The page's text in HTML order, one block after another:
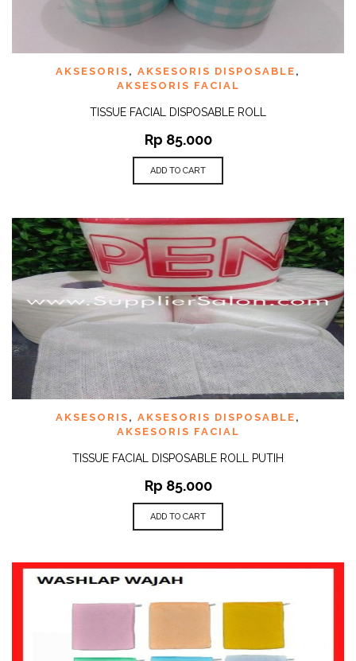
AKSESORIS , AKSESORIS DISPOSABLE ,
AKSESORIS FACIAL
TISSUE FACIAL DISPOSABLE ROLL
Rp 85.000
ADD TO CART
AKSESORIS , AKSESORIS DISPOSABLE ,
AKSESORIS FACIAL
TISSUE FACIAL DISPOSABLE ROLL PUTIH
Rp 85.000
ADD TO CART